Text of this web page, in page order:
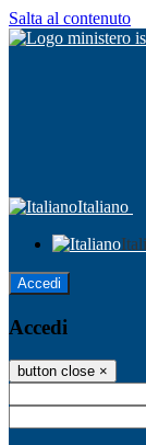
Salta al contenuto
Italiano
Accedi
Accedi
button close ×